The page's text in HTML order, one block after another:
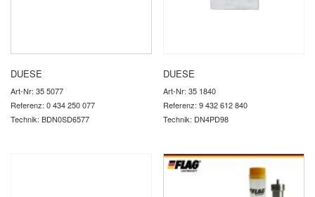
DUESE
Art-Nr: 35 5077
Referenz: 0 434 250 077
Technik: BDN0SD6577
DUESE
Art-Nr: 35 1840
Referenz: 9 432 612 840
Technik: DN4PD98